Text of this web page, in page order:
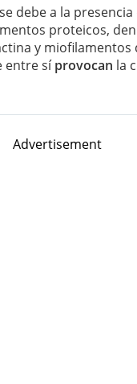
debe a la
proteicos,
y miofilamentos
entre síprovocan la
Advertisement